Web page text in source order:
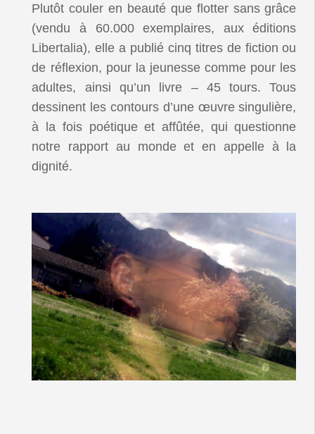
Plutôt couler en beauté que flotter sans grâce
(vendu à 60.000 exemplaires, aux éditions
Libertalia), elle a publié cinq titres de fiction ou
de réflexion, pour la jeunesse comme pour les
adultes, ainsi qu’un livre – 45 tours. Tous
dessinent les contours d’une œuvre singulière,
à la fois poétique et affûtée, qui questionne
notre rapport au monde et en appelle à la
dignité.